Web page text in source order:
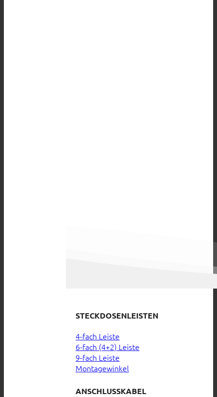
STECKDOSENLEISTEN
4-fach Leiste
6-fach (4+2) Leiste
9-fach Leiste
Montagewinkel
ANSCHLUSSKABEL